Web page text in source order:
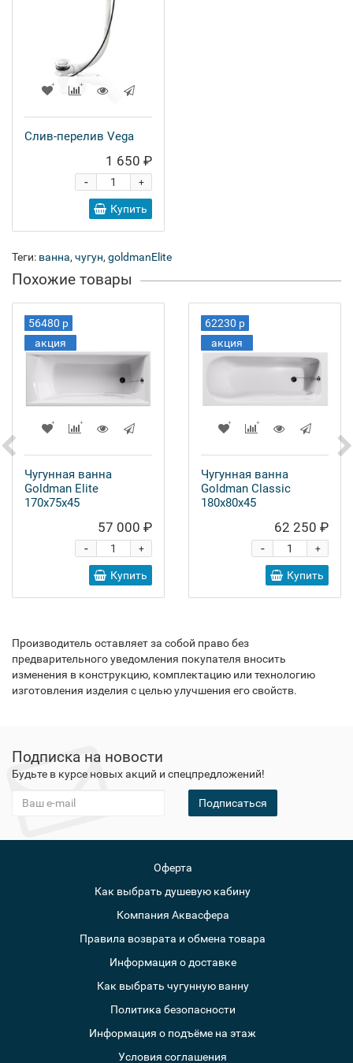
Слив-перелив Vega
1 650 ₽
+
-
Купить
Теги: ванна, чугун, goldmanElite
Похожие товары
56480 р
акция
Чугунная ванна
Goldman Elite
170x75x45
57 000 ₽
+
-
Купить
62230 р
акция
Чугунная ванна
Goldman Classic
180x80x45
62 250 ₽
+
-
Купить
Производитель оставляет за собой право без
предварительного уведомления покупателя вносить
изменения в конструкцию, комплектацию или технологию
изготовления изделия с целью улучшения его свойств.
Подписка на новости
Будьте в курсе новых акций и спецпредложений!
Подписаться
Оферта
Как выбрать душевую кабину
Компания Аквасфера
Правила возврата и обмена товара
Информация о доставке
Как выбрать чугунную ванну
Политика безопасности
Информация о подъёме на этаж
Условия соглашения